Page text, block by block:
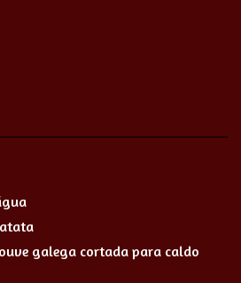
galega cortada para caldo